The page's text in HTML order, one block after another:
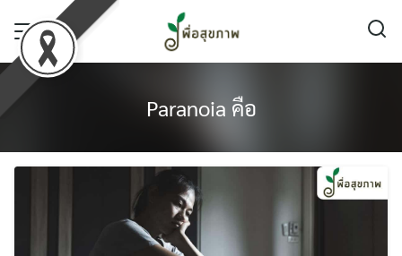
content
Paranoia คือ